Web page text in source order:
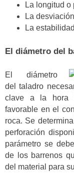
La longitud
La
La
El diámetro del
El diámetro
del taladro
clave a la hora
favorable en el
roca. Se
perforación
parámetro se
de los barrenos
del material para